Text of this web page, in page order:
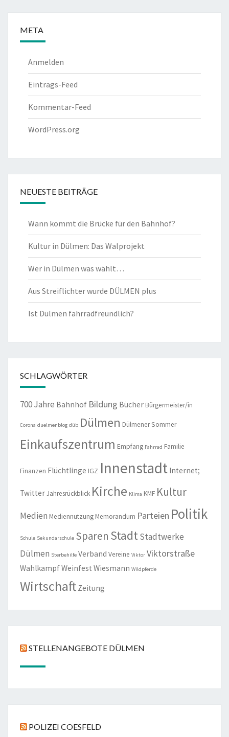
META
Anmelden
Eintrags-Feed
Kommentar-Feed
WordPress.org
NEUESTE BEITRÄGE
Wann kommt die Brücke für den Bahnhof?
Kultur in Dülmen: Das Walprojekt
Wer in Dülmen was wählt…
Aus Streiflichter wurde DÜLMEN plus
Ist Dülmen fahrradfreundlich?
SCHLAGWÖRTER
700 Jahre Bahnhof Bildung Bücher Bürgermeister/in
Corona duelmenblog düb Dülmen Dülmener Sommer
Einkaufszentrum Empfang Fahrrad Familie
Finanzen Flüchtlinge IGZ Innenstadt Internet;
TwitterJahresrückblick Kirche Klima KMF Kultur
Medien Mediennutzung Memorandum Parteien Politik
Schule Sekundarschule Sparen StadtStadtwerke
Dülmen Sterbehilfe Verband Vereine Viktor Viktorstraße
WahlkampfWeinfest Wiesmann Wildpferde
Wirtschaft Zeitung
STELLENANGEBOTE DÜLMEN
POLIZEI COESFELD